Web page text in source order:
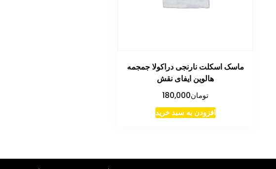
ماسک اسکلت نارنجی دراکولا جمجمه
هالوین ایفای نقش
تومان180,000
افزودن به سبد خرید